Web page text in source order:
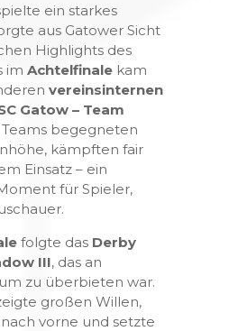
ein starkes
aus Gatower Sicht
Highlights des
im Achtelfinalekam
vereinsinternen
Gatow – Team
begegneten
kämpften fair
Einsatz – ein
für Spieler,
folgte das Derby
III, das an
zu überbieten war.
großen Willen,
vorne und setzte